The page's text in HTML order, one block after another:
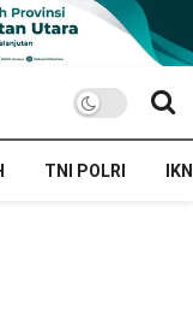
TNI POLRI IKN